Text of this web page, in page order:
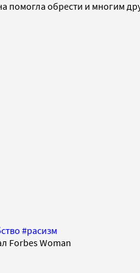
помогла обрести и многим
#расизм
Forbes Woman